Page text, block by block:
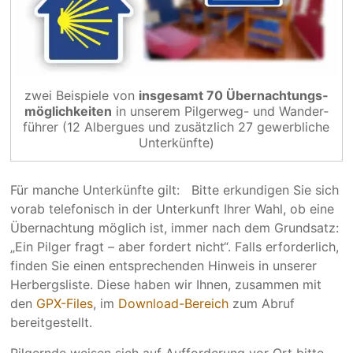
zwei Beispiele von ins­gesamt 70 Übernach­tungs­
mög­lich­keiten in unserem Pilger­weg- und Wander­
führer (12 Albergues und zusätz­lich 27 gewerb­liche
Unterkünfte)
Für manche Unterkünfte gilt: Bitte erkun­­digen Sie sich
vorab telefonisch in der Unterkunft Ihrer Wahl, ob eine
Übernachtung möglich ist, im­mer nach dem Grund­­satz:
„Ein Pilger fragt – aber fordert nicht“. Falls erforderlich,
finden Sie einen entsprechenden Hinweis in unserer
Herbergsliste. Diese haben wir Ihnen, zusammen mit
den GPX-Files, im Download-Bereich zum Abruf
bereitgestellt.